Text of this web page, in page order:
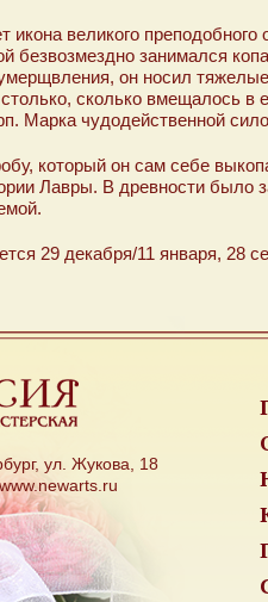
икона великого
безвозмездно занимался
он носил
сколько вмещалось в
Марка чудодейственной
который он сам себе
Лавры. В древности было
29 декабря/11 января, 28
ул. Жукова, 18